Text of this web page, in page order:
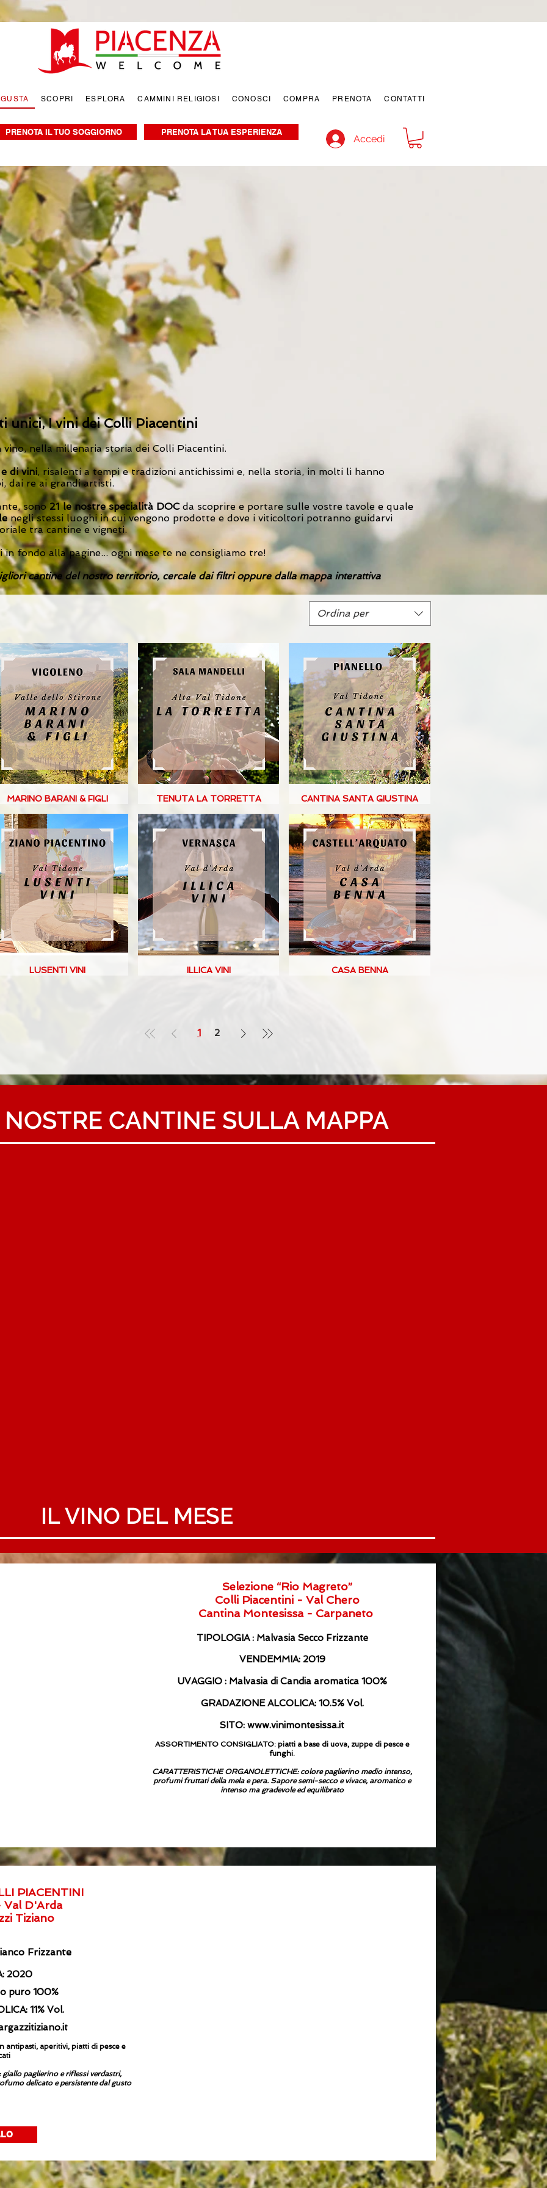
SCOPRI ESPLORA CAMMINI RELIGIOSI CONOSCI COMPRA PRENOTA CONTATTI
PRENOTA IL TUO SOGGIORNO PRENOTA LA TUA ESPERIENZA
Accedi
unici,I vini dei Colli Piacentini
nella millenaria storia dei Colli Piacentini.
di vini, risalenti a tempi e tradizioni antichissimi e, nella storia, in molti li hanno
dai re ai grandi artisti.
sono 21 le nostre specialità DOCda scoprire e portare sulle vostre tavole e quale
negli stessi luoghi in cui vengono prodotte e dove i viticoltori potranno guidarvi
tra cantine e vigneti.
in fondo alla pagine... ogni mese te ne consigliamo tre!
cantine del nostro territorio, cercale dai filtri oppure dalla mappa interattiva
Ordina per
MARINO BARANI & FIGLI TENUTA LA TORRETTA CANTINA SANTA GIUSTINA
LUSENTI VINI ILLICA VINI CASA BENNA
1 2
IL VINO DEL MESE
CANTINE SULLA MAPPA
Selezione “Rio Magreto”
Colli Piacentini - Val Chero
CantinaMontesissa - Carpaneto
TIPOLOGIA : Malvasia Secco Frizzante
VENDEMMIA: 2019
UVAGGIO : Malvasia di Candia aromatica 100%
GRADAZIONE ALCOLICA: 10.5% Vol.
SITO: www.vinimontesissa.it
ASSORTIMENTO CONSIGLIATO: piatti a base di uova, zuppe di pesce e
funghi.
CARATTERISTICHE ORGANOLETTICHE: colore paglierino medio intenso,
profumi fruttati della mela e pera. Sapore semi-secco e vivace, aromatico e
intenso ma gradevole ed equilibrato
PIACENTINI
Val D'Arda
Tiziano
Frizzante
2020
puro 100%
11% Vol.
antipasti, aperitivi, piatti di pesce e
giallo paglierino e riflessi verdastri,
delicato e persistente dal gusto